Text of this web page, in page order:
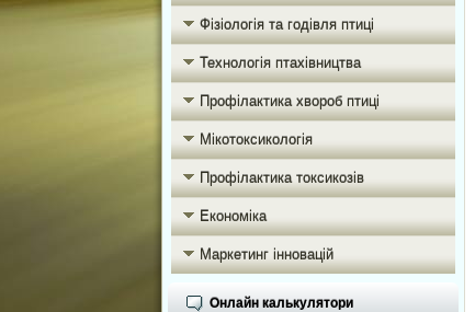
Фізіологія та годівля птиці
Технологія птахівництва
Профілактика хвороб птиці
Мікотоксикологія
Профілактика токсикозів
Економіка
Маркетинг інновацій
Онлайн калькулятори